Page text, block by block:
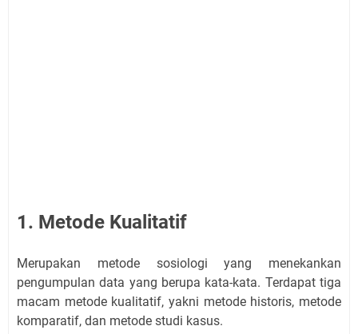
1. Metode Kualitatif
Merupakan metode sosiologi yang menekankan
pengumpulan data yang berupa kata-kata. Terdapat tiga
macam metode kualitatif, yakni metode historis, metode
komparatif, dan metode studi kasus.